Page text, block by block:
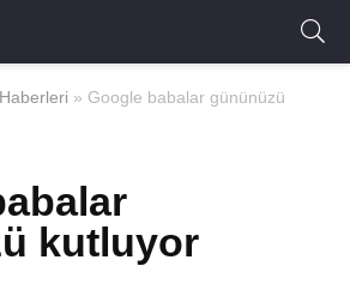
» Google babalar gününüzü
kutluyor